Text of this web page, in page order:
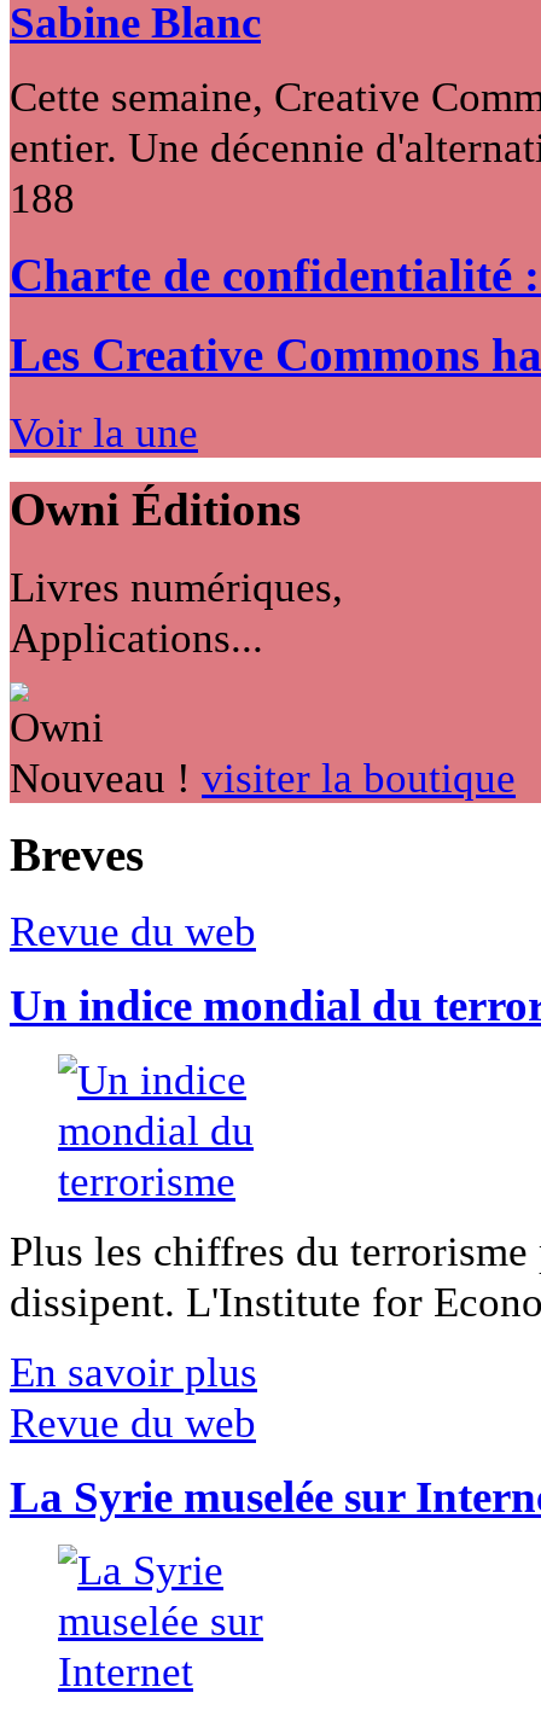
Sabine Blanc
Cette semaine, Creative
entier. Une décennie
188
Charte de confidentialité
Les Creative Commons
Voir la une
Owni Éditions
Livres numériques,
Applications...
Nouveau ! visiter la boutique
Breves
Revue du web
Un indice mondial du
Plus les chiffres du
dissipent. L'Institute for
En savoir plus
Revue du web
La Syrie muselée sur